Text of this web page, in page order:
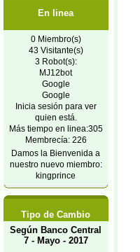
En linea
0 Miembro(s)
43 Visitante(s)
3 Robot(s):
MJ12bot
Google
Google
Inicia sesión para ver
quien está.
Más tiempo en linea:305
Membrecía: 226
Damos la Bienvenida a
nuestro nuevo miembro:
kingprince
Tipo de Cambio
Según Banco Central
7 - Mayo - 2017